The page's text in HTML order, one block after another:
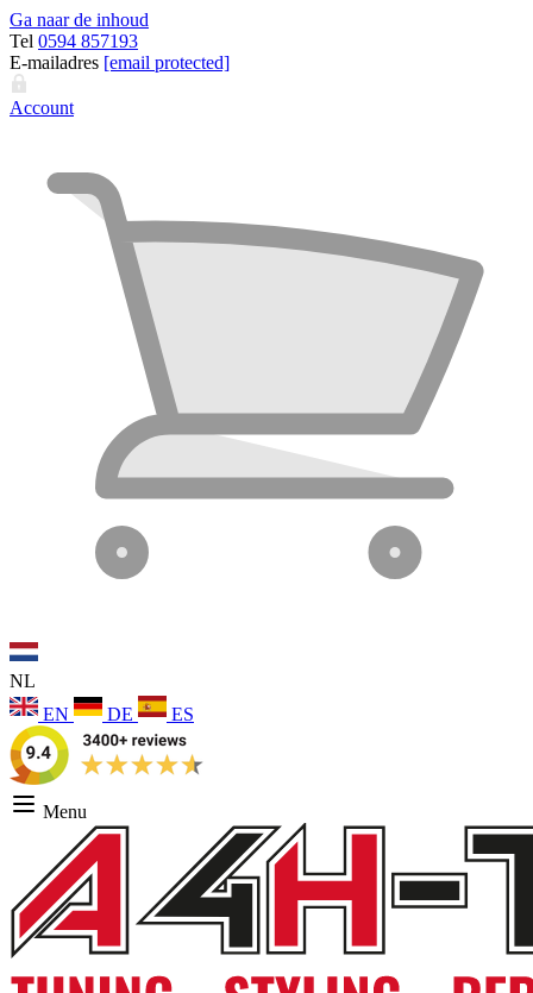
Ga naar de inhoud
Tel 0594 857193
E-mailadres [email protected]
Account
NL
EN
DE ES
Menu